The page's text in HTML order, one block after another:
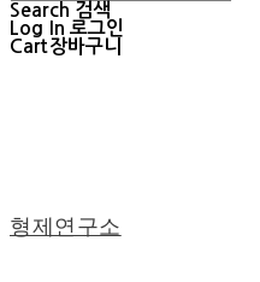
Search 검색
Log In 로그인
Cart장바구니
형제연구소